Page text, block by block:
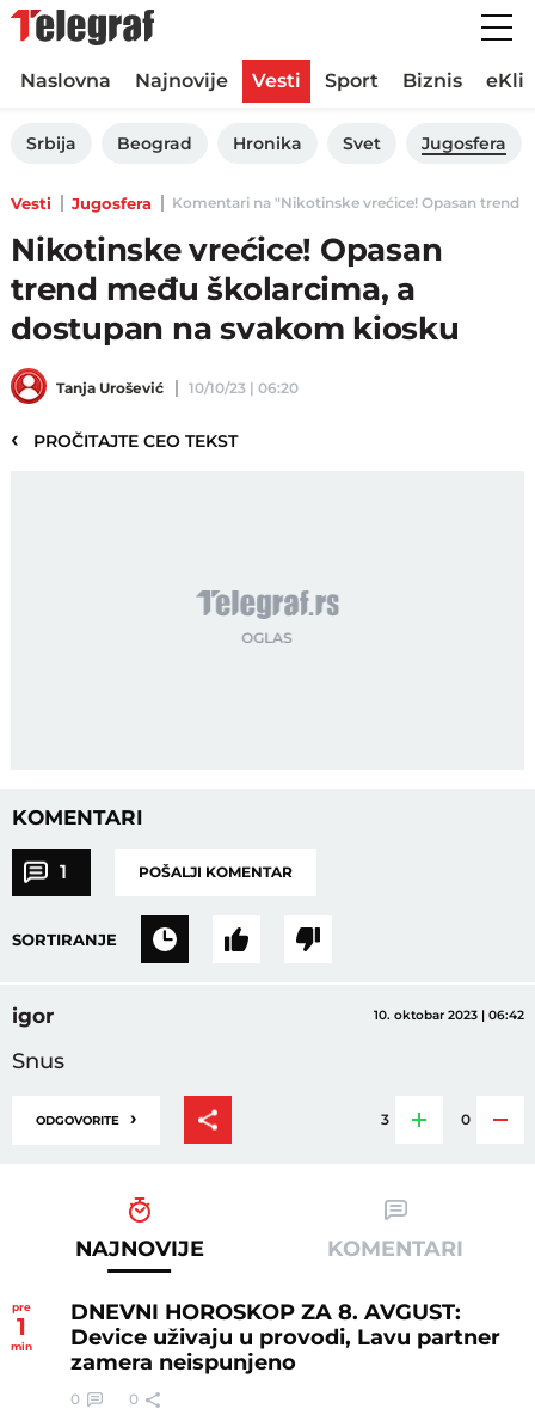
Naslovna Najnovije Vesti Sport Biznis
Srbija Beograd Hronika Svet Jugosfera
Vesti Jugosfera Komentari na "Nikotinske vrećice! Opasan trend
Nikotinske vrećice! Opasan
trend među školarcima, a
dostupan na svakom kiosku
Tanja Urošević 10/10/23 | 06:20
‹ PROČITAJTE CEO TEKST
KOMENTARI
1 POŠALJI KOMENTAR
SORTIRANJE
igor 10. oktobar 2023 | 06:42
Snus
ODGOVORITE › 3 0
NAJNOVIJE KOMENTARI
pre
1
min
DNEVNI HOROSKOP ZA 8. AVGUST:
Device uživaju u provodi, Lavu partner
zamera neispunjeno
0 0